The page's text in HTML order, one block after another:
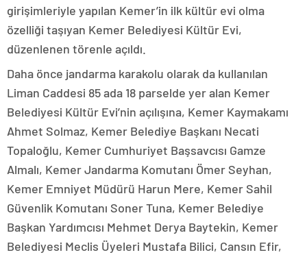
girişimleriyle yapılan Kemer’in ilk kültür evi olma
özelliği taşıyan Kemer Belediyesi Kültür Evi,
düzenlenen törenle açıldı.
Daha önce jandarma karakolu olarak da kullanılan
Liman Caddesi 85 ada 18 parselde yer alan Kemer
Belediyesi Kültür Evi’nin açılışına, Kemer Kaymakamı
Ahmet Solmaz, Kemer Belediye Başkanı Necati
Topaloğlu, Kemer Cumhuriyet Başsavcısı Gamze
Almalı, Kemer Jandarma Komutanı Ömer Seyhan,
Kemer Emniyet Müdürü Harun Mere, Kemer Sahil
Güvenlik Komutanı Soner Tuna, Kemer Belediye
Başkan Yardımcısı Mehmet Derya Baytekin, Kemer
Belediyesi Meclis Üyeleri Mustafa Bilici, Cansın Efir,